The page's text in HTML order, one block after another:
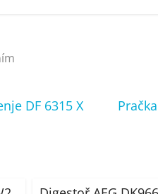
DF 6315 X